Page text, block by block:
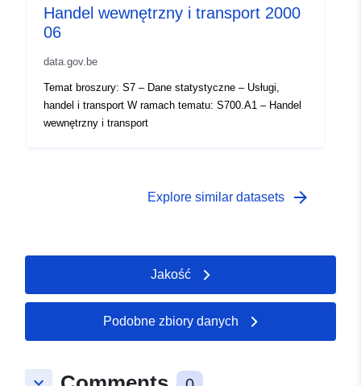
Temporal
coverage:
01 January 2000
Handel wewnętrzny i transport 2000
06
data.gov.be
Temat broszury: S7 – Dane statystyczne – Usługi,
handel i transport W ramach tematu: S700.A1 – Handel
wewnętrzny i transport
Explore similar datasets arrow_forward
Jakość
Podobne zbiory danych